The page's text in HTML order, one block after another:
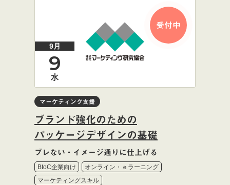
受付中
9月
9
水
マーケティング支援
ブランド強化のための
パッケージデザインの基礎
ブレない・イメージ通りに仕上げる
BtoC企業向け
オンライン・ｅラーニング
マーケティングスキル